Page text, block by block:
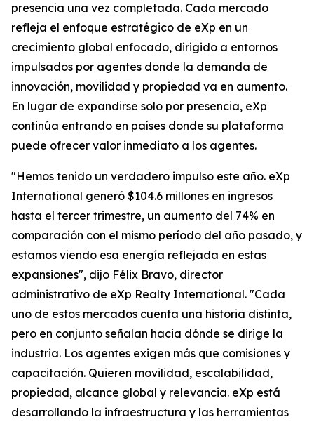
presencia una vez completada. Cada mercado
refleja el enfoque estratégico de eXp en un
crecimiento global enfocado, dirigido a entornos
impulsados por agentes donde la demanda de
innovación, movilidad y propiedad va en aumento.
En lugar de expandirse solo por presencia, eXp
continúa entrando en países donde su plataforma
puede ofrecer valor inmediato a los agentes.
"Hemos tenido un verdadero impulso este año. eXp
International generó $104.6 millones en ingresos
hasta el tercer trimestre, un aumento del 74% en
comparación con el mismo período del año pasado, y
estamos viendo esa energía reflejada en estas
expansiones", dijo Félix Bravo, director
administrativo de eXp Realty International. "Cada
uno de estos mercados cuenta una historia distinta,
pero en conjunto señalan hacia dónde se dirige la
industria. Los agentes exigen más que comisiones y
capacitación. Quieren movilidad, escalabilidad,
propiedad, alcance global y relevancia. eXp está
desarrollando la infraestructura y las herramientas